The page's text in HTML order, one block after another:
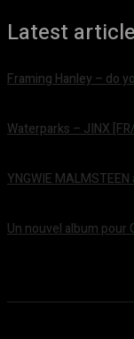
Latest
Framing Hanley – do
Waterparks – JINX
YNGWIE
Un nouvel album pour